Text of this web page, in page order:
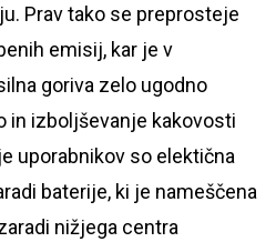
Prav tako se preprosteje
emisij, kar je v
goriva zelo ugodno
in izboljševanje kakovosti
uporabnikov so elektična
baterije, ki je nameščena
nižjega centra